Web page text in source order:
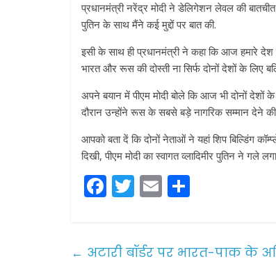
प्रधानमंत्री नरेंद्र मोदी ने डेलिगेशन लेवल की
पुतिन के साथ मैंने कई मुद्दों पर बात की.
इसी के साथ ही प्रधानमंत्री ने कहा कि आज हमारे देश के
भारत और रूस की दोस्ती ना सिर्फ दोनों देशों के लिए
अपने बयान में पीएम मोदी बोले कि आज भी दोनों देशों
दौरान उन्होंने रूस के सबसे बड़े नागरिक सम्मान देने की
आपको बता दें कि दोनों नेताओं ने यहां शिप बिल्डिंग
दिखी, पीएम मोदी का स्वागत व्लादिमीर पुतिन ने गले
F
a
e
T
w
er
E
m
l e
← अटारी बॉर्डर पर भारत-पाक के